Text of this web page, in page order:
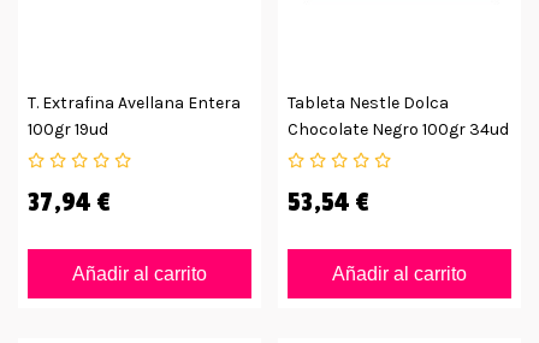
T. Extrafina Avellana Entera
100gr 19ud
37,94 €
Añadir al carrito
Tableta Nestle Dolca
Chocolate Negro 100gr 34ud
53,54 €
Añadir al carrito